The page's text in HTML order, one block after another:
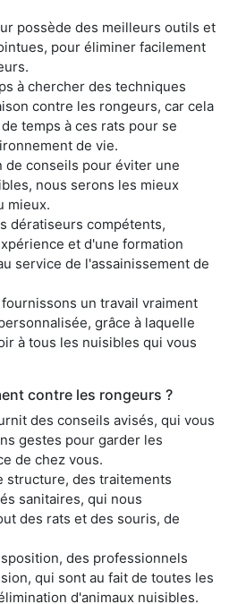
possède des meilleurs outils et
pour éliminer facilement
à chercher des techniques
contre les rongeurs, car cela
temps à ces rats pour se
de vie.
de conseils pour éviter une
nous serons les mieux
mieux.
dératiseurs compétents,
et d'une formation
service de l'assainissement de
un travail vraiment
grâce à laquelle
à tous les nuisibles qui vous
contre les rongeurs ?
des conseils avisés, qui vous
gestes pour garder les
de chez vous.
structure, des traitements
sanitaires, qui nous
des rats et des souris, de
des professionnels
qui sont au fait de toutes les
d'animaux nuisibles.